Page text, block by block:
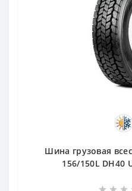
Шина грузовая
156/150L DH40